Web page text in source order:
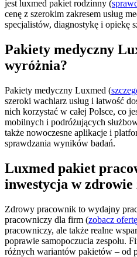
jest luxmed pakiet rodzinny (
cenę z szerokim zakresem usług
specjalistów, diagnostykę i opiekę
Pakiety medyczny
wyróżnia?
Pakiety medyczny Luxmed (
szeroki wachlarz usług i łatwość
nich korzystać w całej Polsce, co
mobilnych i podróżujących
także nowoczesne aplikacje i
sprawdzania wyników badań.
Luxmed pakiet
inwestycja w zdrowie
Zdrowy pracownik to wydajny
pracowniczy dla firm (zobacz ofertę
pracowniczy, ale także realne
poprawie samopoczucia zespołu.
różnych wariantów pakietów – od